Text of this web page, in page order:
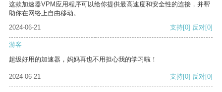
这款加速器VPM应用程序可以给你提供最高速度和安全性的连接，并帮
助你在网络上自由移动。
2024-06-21
支持[0] 反对[0]
游客
超级好用的加速器，妈妈再也不用担心我的学习啦！
2024-06-21 支持[0] 反对[0]